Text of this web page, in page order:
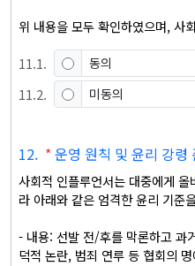
위 내용을 모두 확인하였으며, 사
11.1. 동의
11.2. 미동의
12. *운영 원칙 및 윤리 강령
사회적 인플루언서는 대중에게
라 아래와 같은 엄격한 윤리 기준
- 내용: 선발 전/후를 막론하고 과
덕적 논란, 범죄 연루 등 협회의